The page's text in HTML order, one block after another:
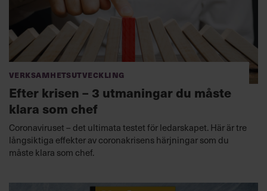
Verksamhetsutveckling
Efter krisen – 3 utmaningar du måste
klara som chef
Coronaviruset – det ultimata testet för ledarskapet. Här är tre
långsiktiga effekter av coronakrisens härjningar som du
måste klara som chef.